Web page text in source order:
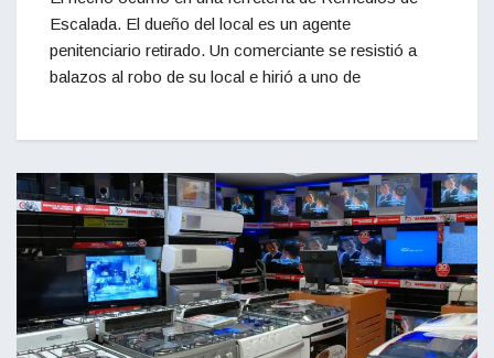
Escalada. El dueño del local es un agente
penitenciario retirado. Un comerciante se resistió a
balazos al robo de su local e hirió a uno de